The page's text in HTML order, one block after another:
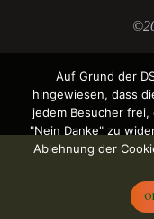
Auf Grund der
hingewiesen, dass
jedem Besucher
"Nein Danke" zu
Ablehnung der